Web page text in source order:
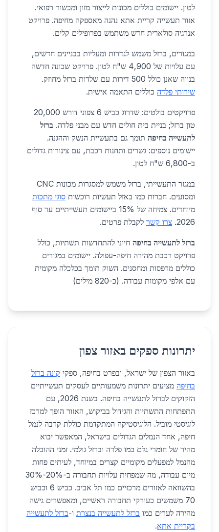
לטון. יישומים כוללים מכונות לייצור מזון ומכשור רפואי.
אזור תעשייה קריית אתא נהנה מאספקה מחיפה. פרויקט
אנרגיה סולארית חדש משתמש בפרופילים קלים.
במגורים, ברזל משמש לגדרות ומעליות בבניינים חדשים,
עם עלויות של 4,900 ש"ח לטון. פרויקט שכונה חדשה
בנווה שאנן כולל 500 דירות עם שלדות ברזל מחוזק.
שירותי פלדה כוללים התאמה אישית.
פרויקטים בולטים: שדרוג כביש 6 צפוני דורש 20,000
טון ברזל; בניית בית חולים חדש עם מבני פלדה. ברזל
לתעשייה בחיפה תומך גם בתעשיית הנשק וההגנה.
יישומים נוספים: גשרים ותחנות רכבת, עם צינורות גדולים
ב-6,800 ש"ח לטון.
במגזר התעשייתי, ברזל משמש למסגרות מכונות CNC
ומסועים. חברות כמו באזל תעשיות רוכשות סוגי מתכות
מיוחדים. צמיחה של 15% ביישומים תעשייתיים עד סוף
2026. צרו קשר לקבלת פרטים.
ברזל לתעשייה בחיפה חיוני להתחדשות תשתיות, כולל
פרויקט רכבת מהירה חיפה-עפולה. יישומים במגורים
כוללים מרפסות ומחסנים. השוק תומך בכלכלה מקומית
עם אלפי מקומות עבודה. (כ-820 מילים)
יתרונות ספקים באזור צפון
באזור הצפון של ישראל, ובפרט בחיפה, ספקי קונה ברזל
בחיפה מציעים יתרונות משמעותיים לעסקים תעשייתיים
הזקוקים לברזל לתעשייה בחיפה. בשנת 2026, עם
התפתחות התשתיות והגידול בביקוש, האזור הופך למרכז
לוגיסטי מוביל. הלוגיסטיקה המתקדמת כוללת קרבה לנמל
חיפה, אחד הנמלים הגדולים בישראל, המאפשר יבוא
מהיר של חומרי גלם כמו פלדה וברזל גולמי. זמני ההובלה
מהנמל למפעלים מקומיים קצרים במיוחד, לעיתים פחות
מיום עבודה, מה שמפחית עלויות תחבורה ב-20%-30%
בהשוואה לאזורים מרכזיים כמו תל אביב. כביש 6 וכביש
70 משמשים כעורקי תחבורה ראשיים, ומאפשרים גישה
מהירה לערים כמו ברזל לתעשייה בנצרת ו-ברזל לתעשייה
בקריית אתא.